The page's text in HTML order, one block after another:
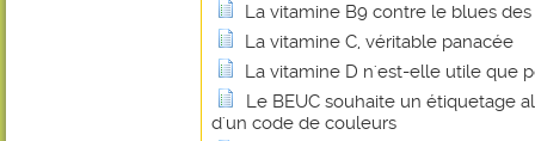
La vitamine B9 contre le blues
La vitamine C, véritable panacée
La vitamine D n'est-elle utile que
Le BEUC souhaite un étiquetage
d'un code de couleurs